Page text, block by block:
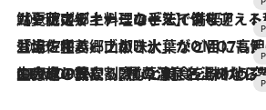
2026.7.24
【夏限定ディナーコース】旬を迎える稚鮎や花ズッキーニなどをイタリア・トスカーナの郷土料理の手法で満喫！
2026.7.17
「土佐和ハーブかき氷」がOMO7高知に登場！生姜、山椒、大葉など目にも舌にも涼を呼ぶ郷土の味
2026.7.10
NEW OPEN！【界 草津】名湯の地に誕生。趣の異なる2種の温泉と上州ならではの会席・蕎麦割烹など美食を味わう究極の癒やし旅